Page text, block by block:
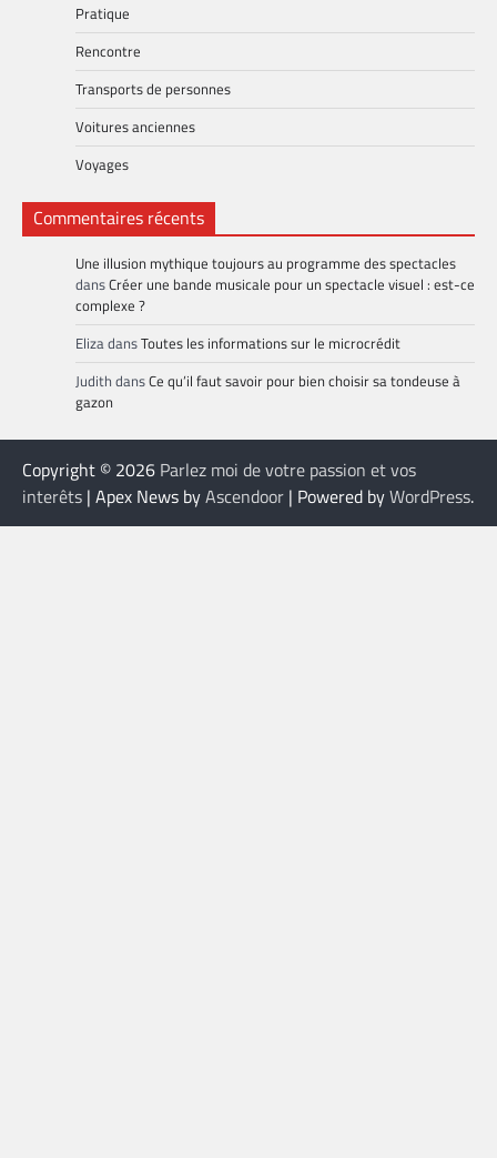
Pratique
Rencontre
Transports de personnes
Voitures anciennes
Voyages
Commentaires récents
Une illusion mythique toujours au programme des spectacles
dansCréer une bande musicale pour un spectacle visuel : est-ce
complexe ?
ElizadansToutes les informations sur le microcrédit
Judith dansCe qu’il faut savoir pour bien choisir sa tondeuse à
gazon
Copyright © 2026 Parlez moi de votre passion et vos
interêts | Apex News byAscendoor | Powered byWordPress.